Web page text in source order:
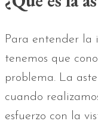
Para entender la
tenemos que
problema. La
cuando
esfuerzo con la